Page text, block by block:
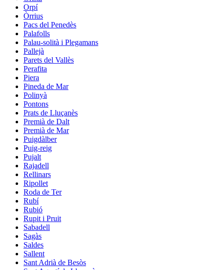
Orpí
Òrrius
Pacs del Penedès
Palafolls
Palau-solità i Plegamans
Pallejà
Parets del Vallès
Perafita
Piera
Pineda de Mar
Polinyà
Pontons
Prats de Lluçanès
Premià de Dalt
Premià de Mar
Puigdàlber
Puig-reig
Pujalt
Rajadell
Rellinars
Ripollet
Roda de Ter
Rubí
Rubió
Rupit i Pruit
Sabadell
Sagàs
Saldes
Sallent
Sant Adrià de Besòs